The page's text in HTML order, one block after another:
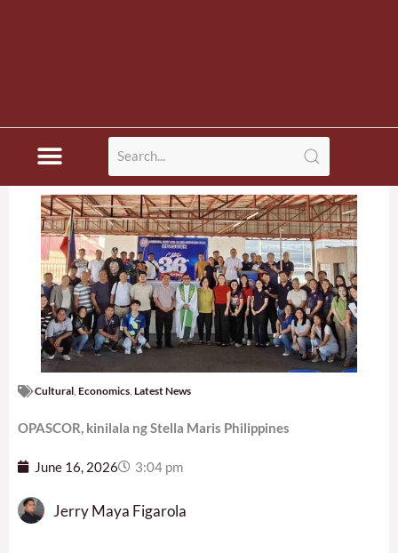
Cultural Economics Latest News
OPASCOR, kinilala ng Stella Maris Philippines
June 16, 2026 3:04 pm
Jerry Maya Figarola